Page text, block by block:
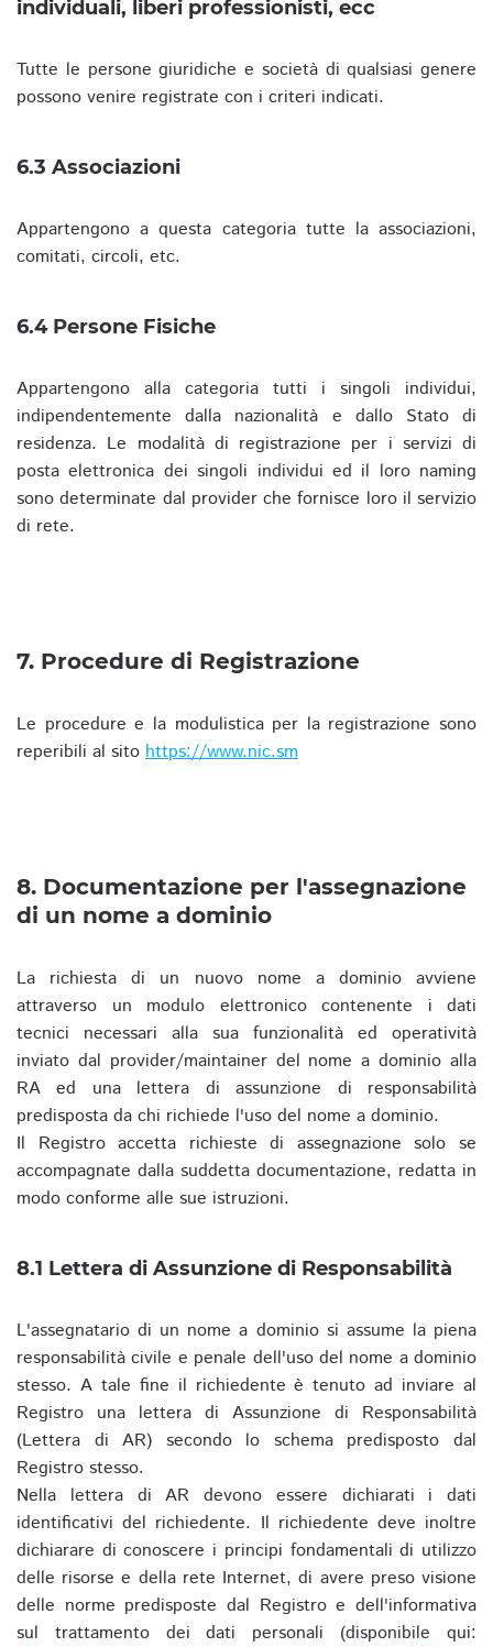
individuali, liberi professionisti, ecc
Tutte le persone giuridiche e società di qualsiasi genere
possono venire registrate con i criteri indicati.
6.3 Associazioni
Appartengono a questa categoria tutte la associazioni,
comitati, circoli, etc.
6.4 Persone Fisiche
Appartengono alla categoria tutti i singoli individui,
indipendentemente dalla nazionalità e dallo Stato di
residenza. Le modalità di registrazione per i servizi di
posta elettronica dei singoli individui ed il loro naming
sono determinate dal provider che fornisce loro il servizio
di rete.
7. Procedure di Registrazione
Le procedure e la modulistica per la registrazione sono
reperibili al sito https://www.nic.sm
8. Documentazione per l'assegnazione
di un nome a dominio
La richiesta di un nuovo nome a dominio avviene
attraverso un modulo elettronico contenente i dati
tecnici necessari alla sua funzionalità ed operatività
inviato dal provider/maintainer del nome a dominio alla
RA ed una lettera di assunzione di responsabilità
predisposta da chi richiede l'uso del nome a dominio.
Il Registro accetta richieste di assegnazione solo se
accompagnate dalla suddetta documentazione, redatta in
modo conforme alle sue istruzioni.
8.1 Lettera di Assunzione di Responsabilità
L'assegnatario di un nome a dominio si assume la piena
responsabilità civile e penale dell'uso del nome a dominio
stesso. A tale fine il richiedente è tenuto ad inviare al
Registro una lettera di Assunzione di Responsabilità
(Lettera di AR) secondo lo schema predisposto dal
Registro stesso.
Nella lettera di AR devono essere dichiarati i dati
identificativi del richiedente. Il richiedente deve inoltre
dichiarare di conoscere i principi fondamentali di utilizzo
delle risorse e della rete Internet, di avere preso visione
delle norme predisposte dal Registro e dell'informativa
sul trattamento dei dati personali (disponibile qui: